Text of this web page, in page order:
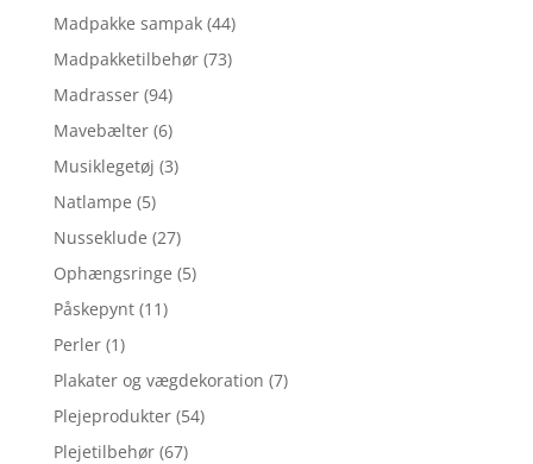
Madpakke sampak (44)
Madpakketilbehør (73)
Madrasser (94)
Mavebælter (6)
Musiklegetøj (3)
Natlampe (5)
Nusseklude (27)
Ophængsringe (5)
Påskepynt (11)
Perler (1)
Plakater og vægdekoration (7)
Plejeprodukter (54)
Plejetilbehør (67)